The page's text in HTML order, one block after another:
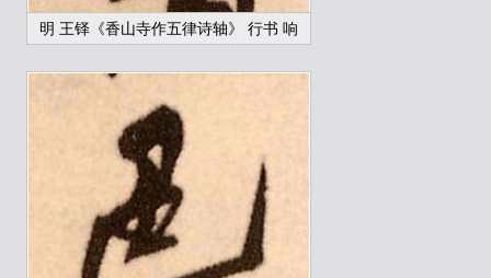
明 王铎《香山寺作五律诗轴》 行书 响